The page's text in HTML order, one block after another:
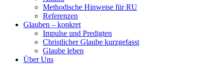
Methodische Hinweise für RU
Referenzen
Glauben – konkret
Impulse und Predigten
Christlicher Glaube kurzgefasst
Glaube leben
Über Uns